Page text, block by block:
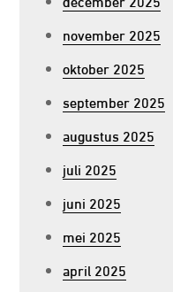
november 2025
oktober 2025
september 2025
augustus 2025
juli 2025
juni 2025
mei 2025
april 2025